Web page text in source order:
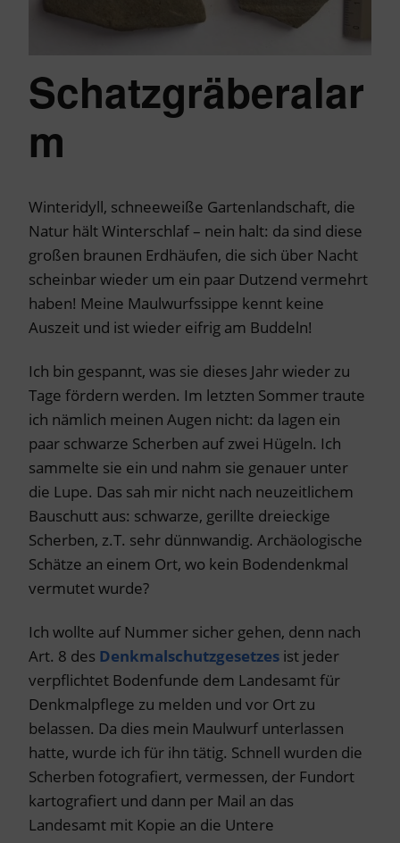
Schatzgräberalar
m
Winteridyll, schneeweiße Gartenlandschaft, die
Natur hält Winterschlaf – nein halt: da sind diese
großen braunen Erdhäufen, die sich über Nacht
scheinbar wieder um ein paar Dutzend vermehrt
haben! Meine Maulwurfssippe kennt keine
Auszeit und ist wieder eifrig am Buddeln!
Ich bin gespannt, was sie dieses Jahr wieder zu
Tage fördern werden. Im letzten Sommer traute
ich nämlich meinen Augen nicht: da lagen ein
paar schwarze Scherben auf zwei Hügeln. Ich
sammelte sie ein und nahm sie genauer unter
die Lupe. Das sah mir nicht nach neuzeitlichem
Bauschutt aus: schwarze, gerillte dreieckige
Scherben, z.T. sehr dünnwandig. Archäologische
Schätze an einem Ort, wo kein Bodendenkmal
vermutet wurde?
Ich wollte auf Nummer sicher gehen, denn nach
Art. 8 des Denkmalschutzgesetzes ist jeder
verpflichtet Bodenfunde dem Landesamt für
Denkmalpflege zu melden und vor Ort zu
belassen. Da dies mein Maulwurf unterlassen
hatte, wurde ich für ihn tätig. Schnell wurden die
Scherben fotografiert, vermessen, der Fundort
kartografiert und dann per Mail an das
Landesamt mit Kopie an die Untere